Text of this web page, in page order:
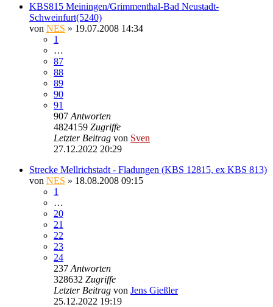
KBS815 Meiningen/Grimmenthal-Bad Neustadt-
Schweinfurt(5240)
von NES » 19.07.2008 14:34
1
…
87
88
89
90
91
907 Antworten
4824159 Zugriffe
Letzter Beitrag von Sven
27.12.2022 20:29
Strecke Mellrichstadt - Fladungen (KBS 12815, ex KBS 813)
von NES » 18.08.2008 09:15
1
…
20
21
22
23
24
237 Antworten
328632 Zugriffe
Letzter Beitrag von Jens Gießler
25.12.2022 19:19